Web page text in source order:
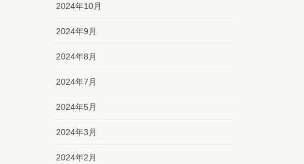
2024年10月
2024年9月
2024年8月
2024年7月
2024年5月
2024年3月
2024年2月